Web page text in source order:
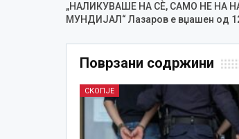
„НАЛИКУВАШЕ НА СЀ, САМО НЕ НА
МУНДИЈАЛ“ Лазаров е вџашен од
Поврзани содржини
СКОПЈЕ